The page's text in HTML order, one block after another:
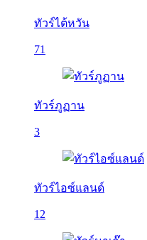
ทัวร์ไต้หวัน
71
ทัวร์ภูฏาน
3
ทัวร์ไอซ์แลนด์
12